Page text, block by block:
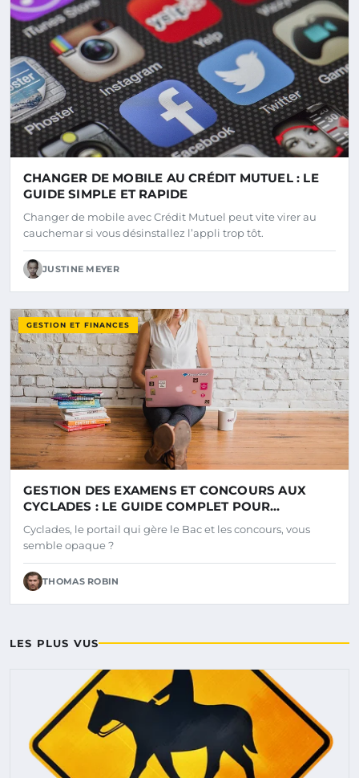
CHANGER DE MOBILE AU CRÉDIT MUTUEL : LE
GUIDE SIMPLE ET RAPIDE
Changer de mobile avec Crédit Mutuel peut vite virer au
cauchemar si vous désinstallez l’appli trop tôt.
JUSTINE MEYER
GESTION ET FINANCES
GESTION DES EXAMENS ET CONCOURS AUX
CYCLADES : LE GUIDE COMPLET POUR
S'ORGANISER
Cyclades, le portail qui gère le Bac et les concours, vous
semble opaque ?
THOMAS ROBIN
LES PLUS VUS